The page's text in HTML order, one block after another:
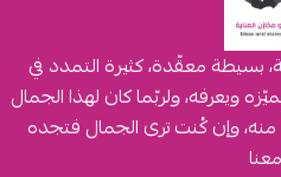
معقّدة، كثيرة التمدد في
ويعرفه، ولربّما كان لهذا الجمال
وإن كُنت ترى الجمال فتجده
معنا